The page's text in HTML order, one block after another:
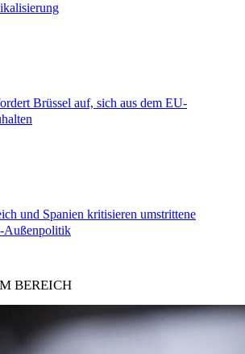
Brüssel auf, sich aus dem EU-
und Spanien kritisieren umstrittene
Außenpolitik
BEREICH